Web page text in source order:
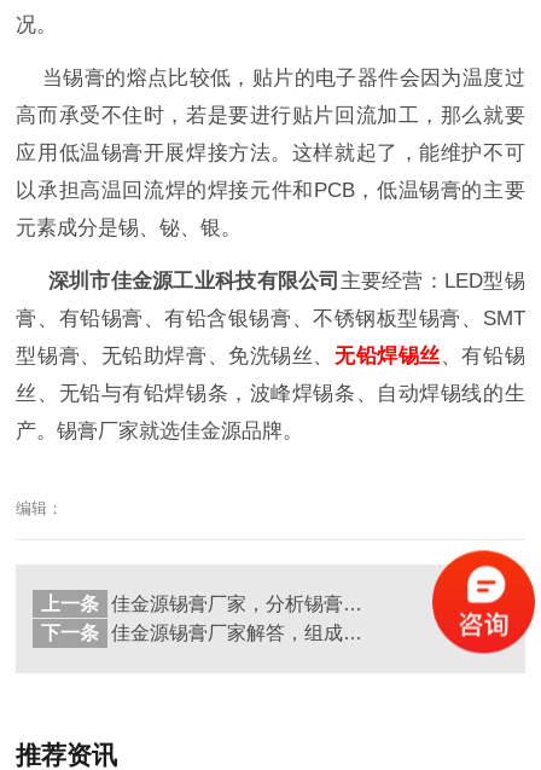
况。
当锡膏的熔点比较低，贴片的电子器件会因为温度过
高而承受不住时，若是要进行贴片回流加工，那么就要
应用低温锡膏开展焊接方法。这样就起了，能维护不可
以承担高温回流焊的焊接元件和PCB，低温锡膏的主要
元素成分是锡、铋、银。
深圳市佳金源工业科技有限公司 主要经营：LED型锡
膏、有铅锡膏、有铅含银锡膏、不锈钢板型锡膏、SMT
型锡膏、无铅助焊膏、免洗锡丝、 无铅焊锡丝、有铅锡
丝、无铅与有铅焊锡条，波峰焊锡条、自动焊锡线的生
产。锡膏厂家就选佳金源品牌。
编辑：
返回
列表
上一条
佳金源锡膏厂家，分析锡膏生产时出现的问题
下一条
佳金源锡膏厂家解答，组成锡膏的一些元素成分的作用
推荐资讯